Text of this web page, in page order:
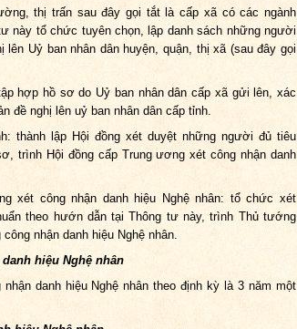
thị trấn sau đây gọi tắt là cấp xã có các ngành
này tổ chức tuyên chọn, lập danh sách những người
Uỷ ban nhân dân huyện, quận, thị xã (sau đây gọi
hợp hồ sơ do Uỷ ban nhân dân cấp xã gửi lên, xác
đề nghị lên uỷ ban nhân dân cấp tỉnh.
thành lập Hội đồng xét duyệt những người đủ tiêu
trình Hội đồng cấp Trung ương xét công nhận danh
xét công nhận danh hiệu Nghệ nhân: tổ chức xét
theo hướn dẫn tại Thông tư này, trình Thủ tướng
nhận danh hiệu Nghệ nhân.
danh hiệu Nghệ nhân
danh hiệu Nghệ nhân theo định kỳ là 3 năm một